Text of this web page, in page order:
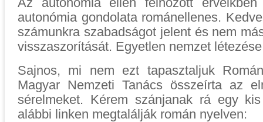
Az autonómia ellen felhozott
autonómia gondolata románellenes.
számunkra szabadságot jelent és nem
visszaszorítását. Egyetlen nemzet
Sajnos, mi nem ezt tapasztaljuk
Magyar Nemzeti Tanács összeírta az
sérelmeket. Kérem szánjanak rá egy
alábbi linken megtalálják román nyelven: